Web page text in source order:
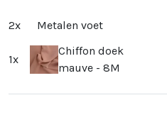
2x Metalen voet
1x
Chiffon doek
mauve - 8M